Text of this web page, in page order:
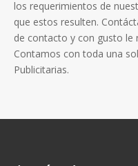
los requerimientos de
que estos resulten.
de contacto y con gusto le
Contamos con toda una
Publicitarias.